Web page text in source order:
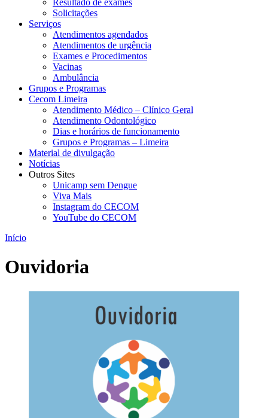
Resultado de exames
Solicitações
Serviços
Atendimentos agendados
Atendimentos de urgência
Exames e Procedimentos
Vacinas
Ambulância
Grupos e Programas
Cecom Limeira
Atendimento Médico – Clínico Geral
Atendimento Odontológico
Dias e horários de funcionamento
Grupos e Programas – Limeira
Material de divulgação
Notícias
Outros Sites
Unicamp sem Dengue
Viva Mais
Instagram do CECOM
YouTube do CECOM
Início
Ouvidoria